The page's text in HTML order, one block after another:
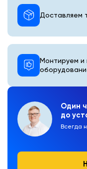
Один
до
Всегда
Монтируем и
Доставляем